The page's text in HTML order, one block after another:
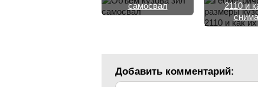
самосвал
2110 и
Добавить комментарий: